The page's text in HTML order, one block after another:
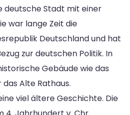
deutsche Stadt mit einer
war lange Zeit die
Deutschland und hat
zur deutschen Politik. In
Gebäude wie das
Alte Rathaus.
viel ältere Geschichte. Die